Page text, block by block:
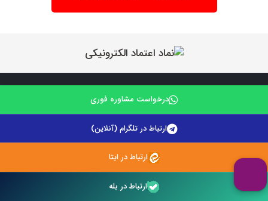
بدون شک شما هم بارها با سوالات و مشکلات حقوقی مواجه شده
اید. مسائلی که بی توجهی به انها می تواند عواقب بسیار بد و گاها
درخواست مشاوره فوری
ارتباط در تلگرام (آنلاین)
ارتباط در ایتا
ارتباط در بله